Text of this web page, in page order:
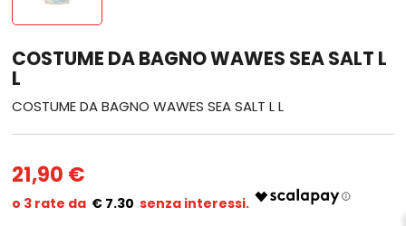
COSTUME DA BAGNO WAWES SEA SALT L
L
COSTUME DA BAGNO WAWES SEA SALT L L
21,90 €
€ 7.30